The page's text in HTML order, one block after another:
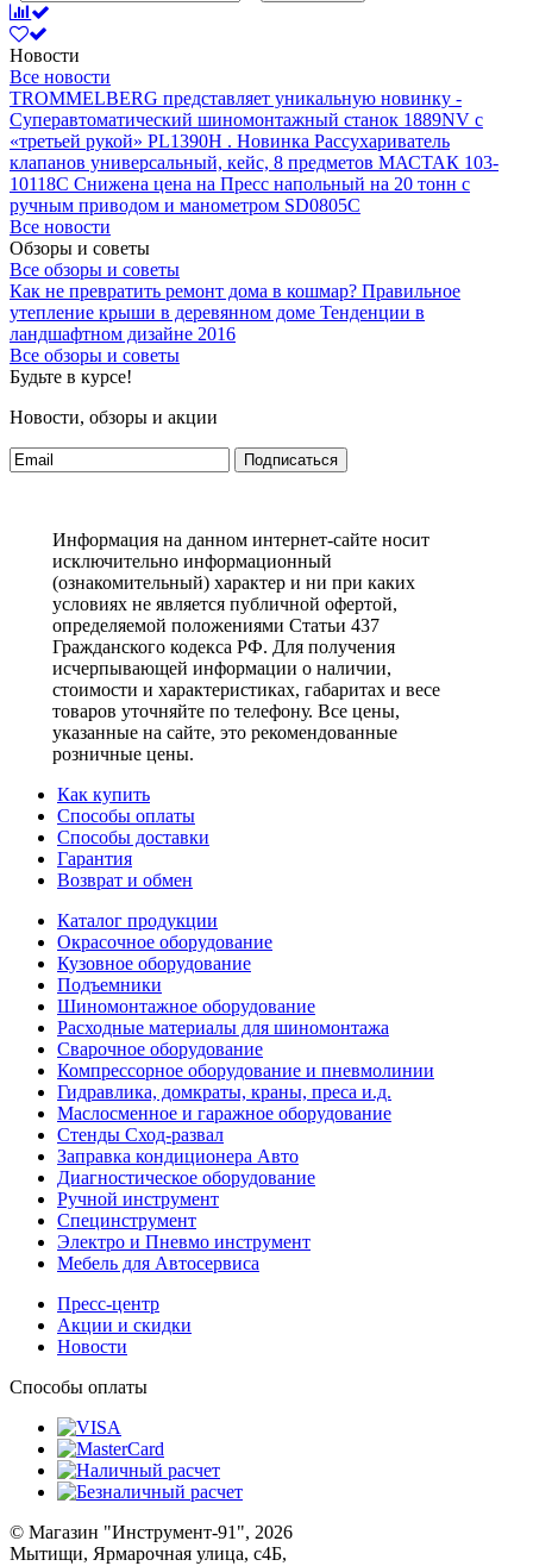
Новости
Все новости
TROMMELBERG представляет уникальную новинку -
Суперавтоматический шиномонтажный станок 1889NV с
«третьей рукой» PL1390H . Новинка Рассухариватель
клапанов универсальный, кейс, 8 предметов МАСТАК 103-
10118C Снижена цена на Пресс напольный на 20 тонн с
ручным приводом и манометром SD0805C
Все новости
Обзоры и советы
Все обзоры и советы
Как не превратить ремонт дома в кошмар? Правильное
утепление крыши в деревянном доме Тенденции в
ландшафтном дизайне 2016
Все обзоры и советы
Будьте в курсе!
Новости, обзоры и акции
Подписаться
Информация на данном интернет-сайте носит
исключительно информационный
(ознакомительный) характер и ни при каких
условиях не является публичной офертой,
определяемой положениями Статьи 437
Гражданского кодекса РФ. Для получения
исчерпывающей информации о наличии,
стоимости и характеристиках, габаритах и весе
товаров уточняйте по телефону. Все цены,
указанные на сайте, это рекомендованные
розничные цены.
Как купить
Способы оплаты
Способы доставки
Гарантия
Возврат и обмен
Каталог продукции
Окрасочное оборудование
Кузовное оборудование
Подъемники
Шиномонтажное оборудование
Расходные материалы для шиномонтажа
Сварочное оборудование
Компрессорное оборудование и пневмолинии
Гидравлика, домкраты, краны, преса и.д.
Маслосменное и гаражное оборудование
Стенды Сход-развал
Заправка кондиционера Авто
Диагностическое оборудование
Ручной инструмент
Специнструмент
Электро и Пневмо инструмент
Мебель для Автосервиса
Пресс-центр
Акции и скидки
Новости
Способы оплаты
© Магазин "Инструмент-91", 2026
Мытищи, Ярмарочная улица, с4Б,